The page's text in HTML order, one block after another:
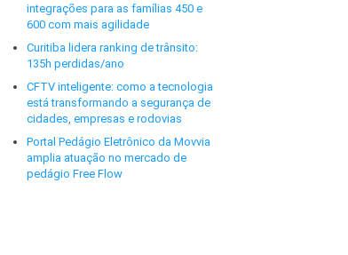
integrações para as famílias 450 e
600 com mais agilidade
Curitiba lidera ranking de trânsito:
135h perdidas/ano
CFTV inteligente: como a tecnologia
está transformando a segurança de
cidades, empresas e rodovias
Portal Pedágio Eletrônico da Movvia
amplia atuação no mercado de
pedágio Free Flow